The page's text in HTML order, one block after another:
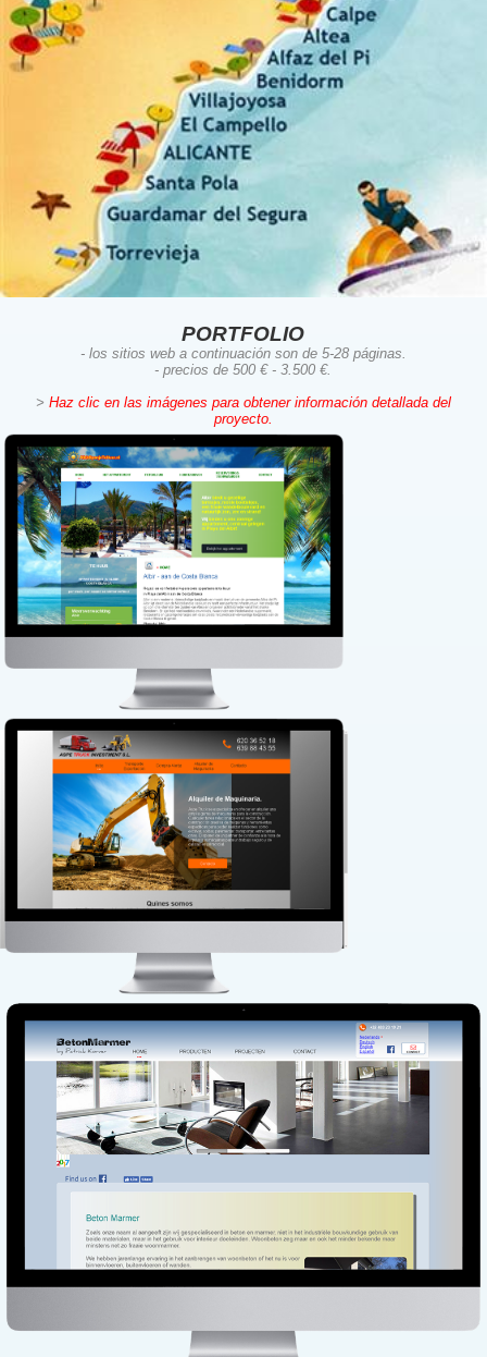
PORTFOLIO
- los sitios web a continuación son de 5-28 páginas.
- precios de 500 € - 3.500 €.
> Haz clic en las imágenes para obtener información detallada del
proyecto.